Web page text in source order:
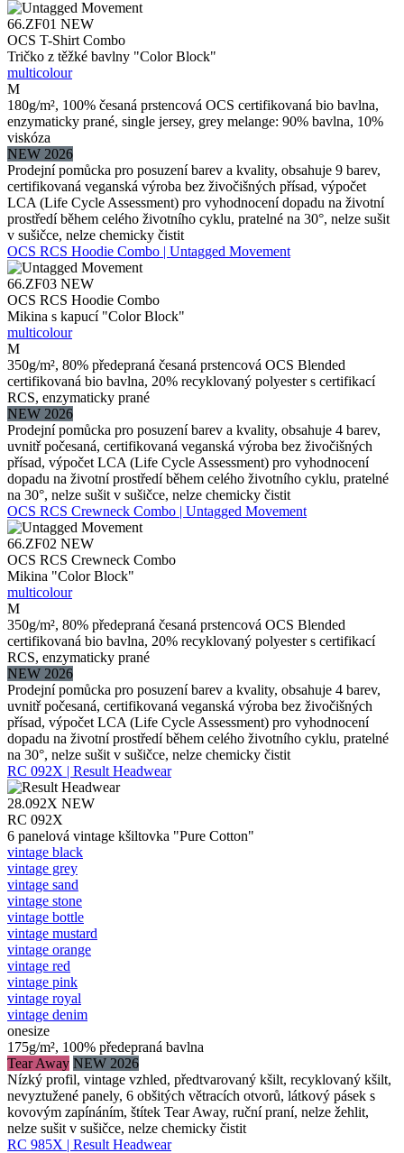
66.ZF01 NEW
OCS T-Shirt Combo
Tričko z těžké bavlny "Color Block"
multicolour
M
180g/m², 100% česaná prstencová OCS certifikovaná bio bavlna,
enzymaticky prané, single jersey, grey melange: 90% bavlna, 10%
viskóza
NEW 2026
Prodejní pomůcka pro posuzení barev a kvality, obsahuje 9 barev,
certifikovaná veganská výroba bez živočišných přísad, výpočet
LCA (Life Cycle Assessment) pro vyhodnocení dopadu na životní
prostředí během celého životního cyklu, pratelné na 30°, nelze sušit
v sušičce, nelze chemicky čistit
OCS RCS Hoodie Combo | Untagged Movement
66.ZF03 NEW
OCS RCS Hoodie Combo
Mikina s kapucí "Color Block"
multicolour
M
350g/m², 80% předepraná česaná prstencová OCS Blended
certifikovaná bio bavlna, 20% recyklovaný polyester s certifikací
RCS, enzymaticky prané
NEW 2026
Prodejní pomůcka pro posuzení barev a kvality, obsahuje 4 barev,
uvnitř počesaná, certifikovaná veganská výroba bez živočišných
přísad, výpočet LCA (Life Cycle Assessment) pro vyhodnocení
dopadu na životní prostředí během celého životního cyklu, pratelné
na 30°, nelze sušit v sušičce, nelze chemicky čistit
OCS RCS Crewneck Combo | Untagged Movement
66.ZF02 NEW
OCS RCS Crewneck Combo
Mikina "Color Block"
multicolour
M
350g/m², 80% předepraná česaná prstencová OCS Blended
certifikovaná bio bavlna, 20% recyklovaný polyester s certifikací
RCS, enzymaticky prané
NEW 2026
Prodejní pomůcka pro posuzení barev a kvality, obsahuje 4 barev,
uvnitř počesaná, certifikovaná veganská výroba bez živočišných
přísad, výpočet LCA (Life Cycle Assessment) pro vyhodnocení
dopadu na životní prostředí během celého životního cyklu, pratelné
na 30°, nelze sušit v sušičce, nelze chemicky čistit
RC 092X | Result Headwear
28.092X NEW
RC 092X
6 panelová vintage kšiltovka "Pure Cotton"
vintage black
vintage grey
vintage sand
vintage stone
vintage bottle
vintage mustard
vintage orange
vintage red
vintage pink
vintage royal
vintage denim
onesize
175g/m², 100% předepraná bavlna
Tear Away NEW 2026
Nízký profil, vintage vzhled, předtvarovaný kšilt, recyklovaný kšilt,
nevyztužené panely, 6 obšitých větracích otvorů, látkový pásek s
kovovým zapínáním, štítek Tear Away, ruční praní, nelze žehlit,
nelze sušit v sušičce, nelze chemicky čistit
RC 985X | Result Headwear